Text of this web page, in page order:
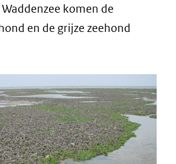
komen de
en de grijze zeehond